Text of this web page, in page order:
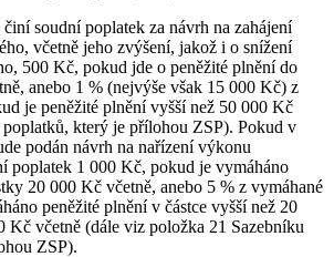
soudní poplatek za návrh na zahájení
včetně jeho zvýšení, jakož i o snížení
500 Kč, pokud jde o peněžité plnění do
anebo 1 % (nejvýše však 15 000 Kč) z
je peněžité plnění vyšší než 50 000 Kč
který je přílohou ZSP). Pokud v
podán návrh na nařízení výkonu
poplatek 1 000 Kč, pokud je vymáháno
20 000 Kč včetně, anebo 5 % z vymáhané
peněžité plnění v částce vyšší než 20
Kč včetně (dále viz položka 21 Sazebníku
ZSP).